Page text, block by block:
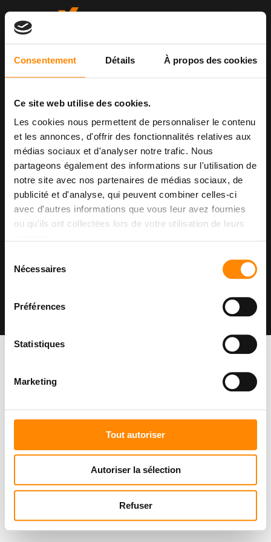
Consentement Détails À propos des cookies
Ce site web utilise des cookies.
Les cookies nous permettent de personnaliser le contenu
et les annonces, d'offrir des fonctionnalités relatives aux
médias sociaux et d'analyser notre trafic. Nous
partageons également des informations sur l'utilisation de
notre site avec nos partenaires de médias sociaux, de
publicité et d'analyse, qui peuvent combiner celles-ci
avec d'autres informations que vous leur avez fournies
ou qu'ils ont collectées lors de votre utilisation de leurs
Nécessaires
Préférences
Statistiques
Marketing
Tout autoriser
Autoriser la sélection
Refuser
39 Route d’Arlon, 8410 Steinfort
Luxembourg
+352 26 30 61 1
VETEDY 2023 – All rights reserved – Copyright information
Politique de confidentialité
Conditions d’utilisation